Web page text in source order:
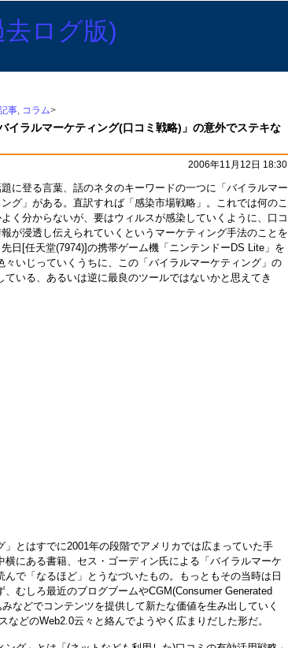
事, コラム>
イラルマーケティング(口コミ戦略)」の意外でステキな
2006年11月12日 18:30
に登る言葉、話のネタのキーワードの一つに「バイラルマー
グ」がある。直訳すれば「感染市場戦略」。これでは何のこ
よく分からないが、要はウィルスが感染していくように、口コ
報が浸透し伝えられていくというマーケティング手法のことを
日[任天堂(7974)]の携帯ゲーム機「ニンテンドーDS Lite」を
々いじっていくうちに、この「バイラルマーケティング」の
ている、あるいは逆に最良のツールではないかと思えてき
」とはすでに2001年の段階でアメリカでは広まっていた手
横にある書籍、セス・ゴーディン氏による「バイラルマーケ
んで「なるほど」とうなづいたもの。もっともその当時は日
むしろ最近のブログブームやCGM(Consumer Generated
などでコンテンツを提供して新たな価値を生み出していく
などのWeb2.0云々と絡んでようやく広まりだした形だ。